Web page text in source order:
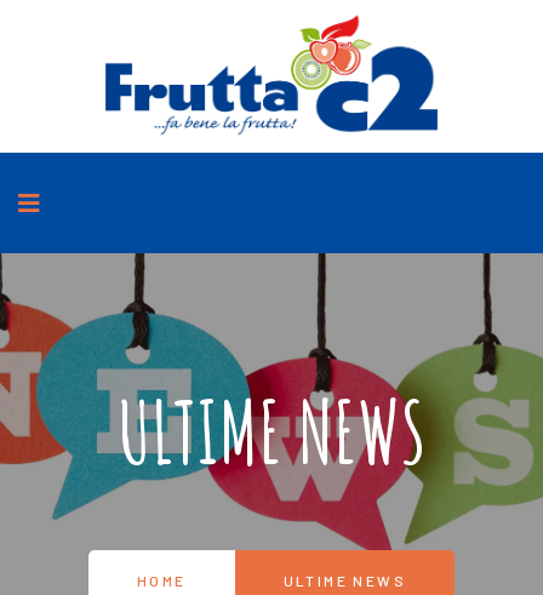
ULTIME NEWS
HOME ULTIME NEWS